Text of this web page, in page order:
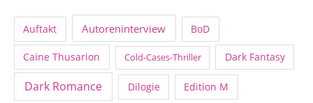
Auftakt Autoreninterview BoD
Caine Thusarion Cold-Cases-Thriller Dark Fantasy
Dark Romance Dilogie Edition M